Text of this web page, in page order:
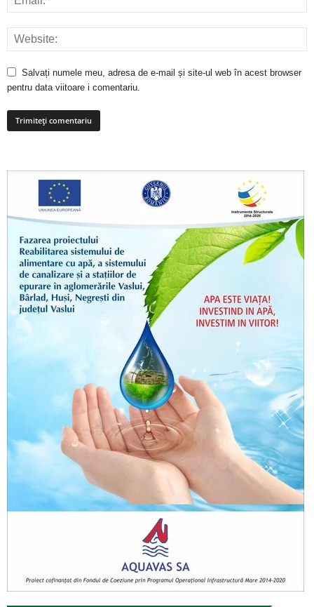
Salvați numele meu, adresa de e-mail și site-ul web în acest browser
pentru data viitoare i comentariu.